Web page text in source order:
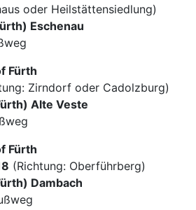
oder Heilstättensiedlung)
Eschenau
Fürth
Zirndorf oder Cadolzburg)
Alte Veste
Fürth
(Richtung: Oberführberg)
Dambach